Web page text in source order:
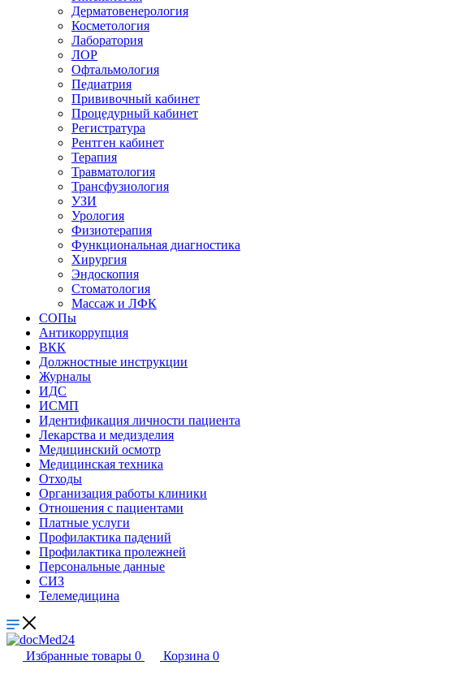
Дерматовенерология
Косметология
Лаборатория
ЛОР
Офтальмология
Педиатрия
Прививочный кабинет
Процедурный кабинет
Регистратура
Рентген кабинет
Терапия
Травматология
Трансфузиология
УЗИ
Урология
Физиотерапия
Функциональная диагностика
Хирургия
Эндоскопия
Стоматология
Массаж и ЛФК
СОПы
Антикоррупция
ВКК
Должностные инструкции
Журналы
ИДС
ИСМП
Идентификация личности пациента
Лекарства и медизделия
Медицинский осмотр
Медицинская техника
Отходы
Организация работы клиники
Отношения с пациентами
Платные услуги
Профилактика падений
Профилактика пролежней
Персональные данные
СИЗ
Телемедицина
Избранные товары 0 Корзина 0